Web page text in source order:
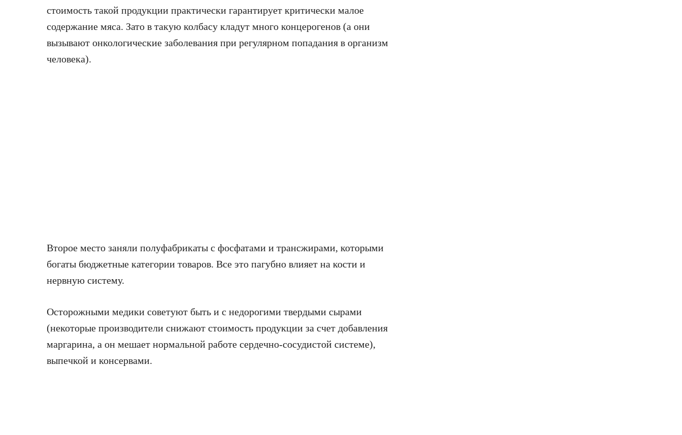
стоимость такой продукции практически гарантирует критически малое
содержание мяса. Зато в такую колбасу кладут много концерогенов (а они
вызывают онкологические заболевания при регулярном попадания в организм
человека).
Второе место заняли полуфабрикаты с фосфатами и трансжирами, которыми
богаты бюджетные категории товаров. Все это пагубно влияет на кости и
нервную систему.
Осторожными медики советуют быть и с недорогими твердыми сырами
(некоторые производители снижают стоимость продукции за счет добавления
маргарина, а он мешает нормальной работе сердечно-сосудистой системе),
выпечкой и консервами.